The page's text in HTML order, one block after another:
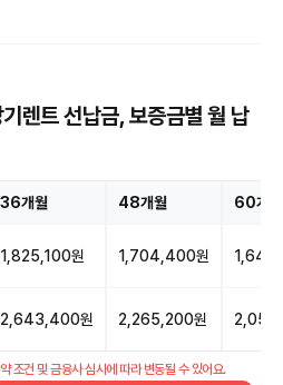
렌트 선납금, 보증금별 월 납
36개월 48개월 60개월
1,825,100원 1,704,400원
2,643,400원 2,265,200원
조건 및 금융사 심사에 따라 변동될 수 있어요.